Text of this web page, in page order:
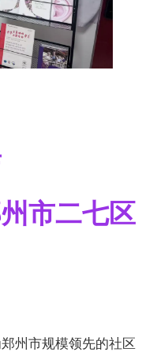
市二七区
州市规模领先的社区